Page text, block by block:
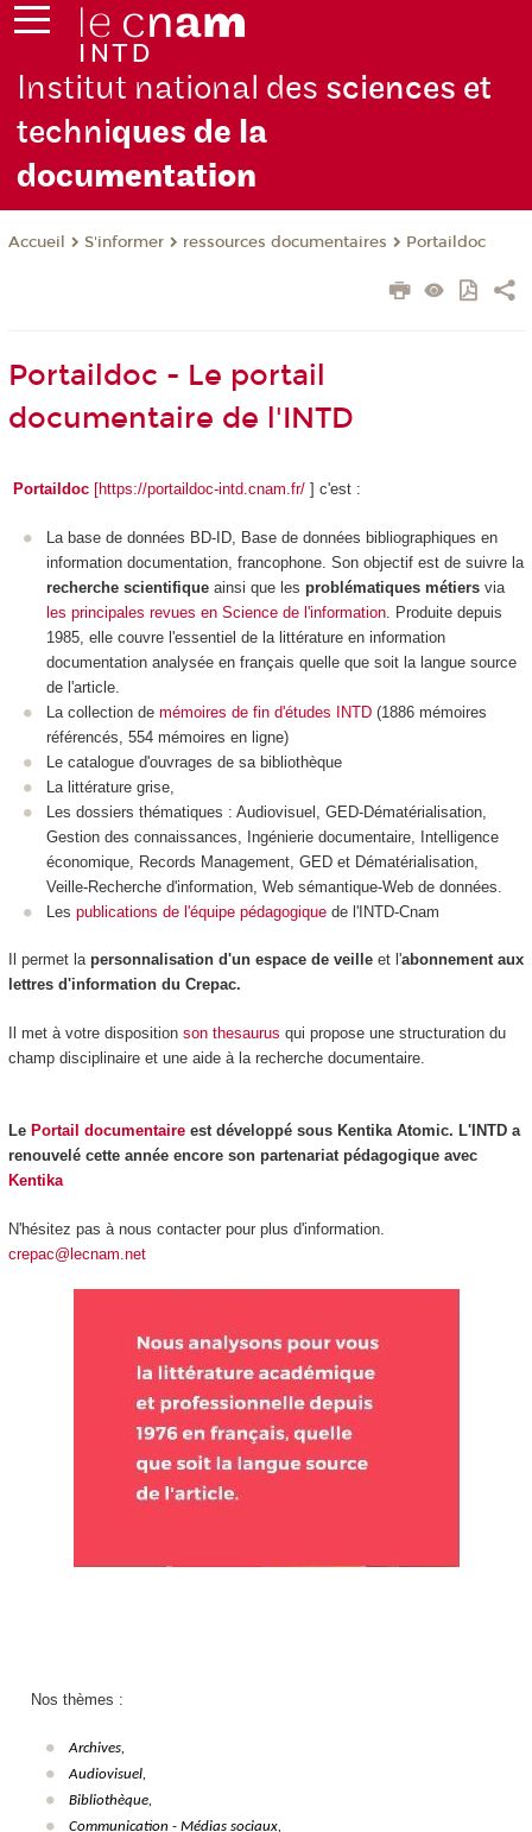
Institut national des sciences et
techniques de la
documentation
Accueil S'informer ressources documentaires Portaildoc
Portaildoc - Le portail
documentaire de l'INTD
Portaildoc [https://portaildoc-intd.cnam.fr/] c'est :
La base de données BD-ID,
Base de données bibliographiques en
information documentation, francophone. Son objectif est de suivre la
recherche scientifique ainsi que les problématiques métiers via
les principales revues en Science de l'information . Produite depuis
1985, elle couvre l'essentiel de la littérature en information
documentation analysée en français quelle que soit la langue source
de l'article.
La collection de mémoires de fin d'études INTD (1886 mémoires
référencés, 554 mémoires en ligne)
Le catalogue d'ouvrages de sa bibliothèque
La littérature grise,
Les dossiers thématiques : Audiovisuel, GED-Dématérialisation,
Gestion des connaissances, Ingénierie documentaire, Intelligence
économique, Records Management, GED et Dématérialisation,
Veille-Recherche d'information, Web sémantique-Web de données.
Les publications de l'équipe pédagogique de l'INTD-Cnam
Il permet la personnalisation d'un espace de veilleet l'abonnement aux
lettres d'information du Crepac.
Il met à votre disposition son thesaurus qui propose une structuration du
champ disciplinaire et une aide à la recherche documentaire.
Le Portail documentaireest développé sous Kentika Atomic. L'INTD a
renouvelé cette année encore son partenariat pédagogique avec
Kentika
N'hésitez pas à nous contacter pour plus d'information.
crepac@lecnam.net
Nos thèmes :
Archives,
Audiovisuel,
Bibliothèque,
Communication - Médias sociaux,